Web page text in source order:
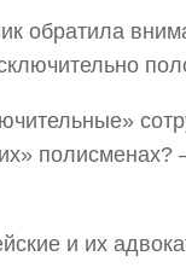
обратила
полисменах?
и их